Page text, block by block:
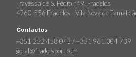
Travessa de S. Pedro nº 9, Fradelos
4760-556 Fradelos - Vila Nova de
Contactos
+351 252 458 048 / +351 961 304 739
geral@fradelsport.com